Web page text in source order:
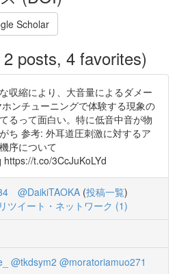
Scholar
posts, 4 favorites)
収縮により、大音量によるダメー
ンチューニングで体験する現象の
るって面白い。特に低音中音が物
ち 参考: 外耳道圧刺激に対するア
序について
t.co/3CcJuKoLYd
@DaikiTAOKA (投稿一覧)
リツイート・ネットワーク (1)
@tkdsym2 @moratoriamuo271